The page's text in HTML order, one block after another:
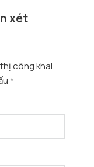
xét
công khai.
*